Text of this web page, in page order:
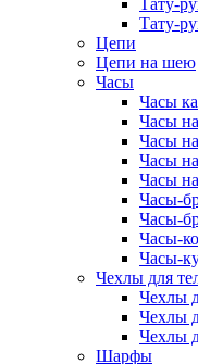
Тату-
Тату-
Цепи
Цепи на шею
Часы
Часы
Часы
Часы
Часы
Часы
Часы-
Часы-
Часы-
Часы-
Чехлы для
Чехлы
Чехлы
Чехлы
Шарфы